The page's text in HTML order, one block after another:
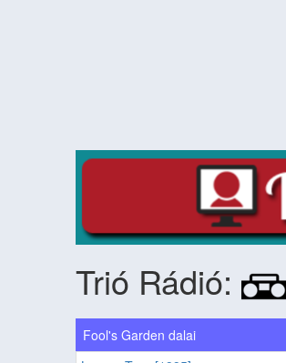
Trió Rádió:
Fool's Garden dalai